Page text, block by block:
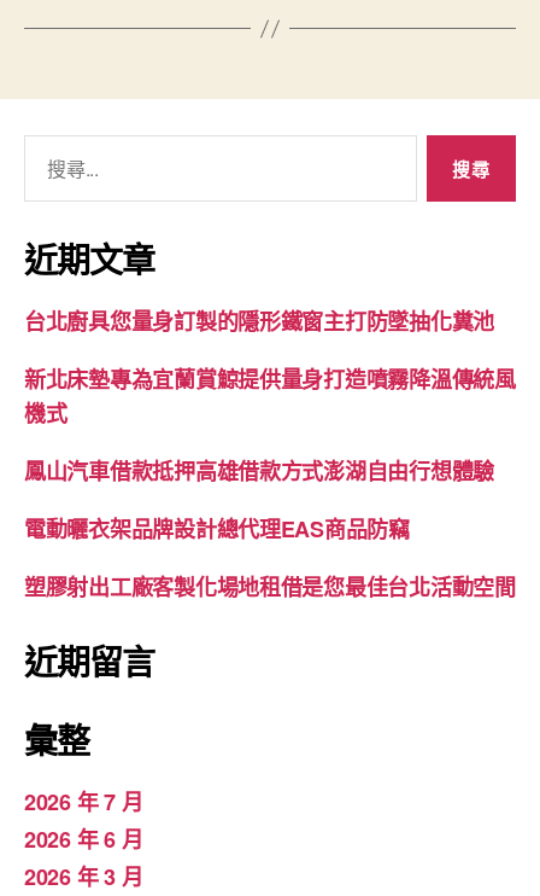
關
鍵
字:
近期文章
台北廚具您量身訂製的隱形鐵窗主打防墜抽化糞池
新北床墊專為宜蘭賞鯨提供量身打造噴霧降溫傳統風
機式
鳳山汽車借款抵押高雄借款方式澎湖自由行想體驗
電動曬衣架品牌設計總代理EAS商品防竊
塑膠射出工廠客製化場地租借是您最佳台北活動空間
近期留言
彙整
2026 年 7 月
2026 年 6 月
2026 年 3 月